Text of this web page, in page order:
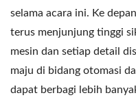
selama acara ini. Ke
terus menjunjung tinggi
mesin dan setiap detail
maju di bidang otomasi
dapat berbagi lebih